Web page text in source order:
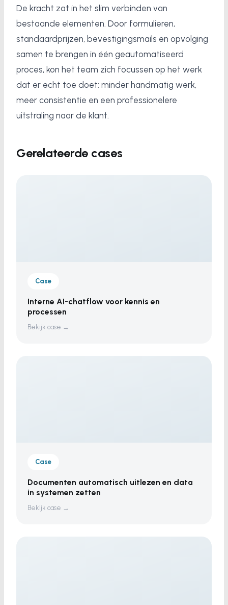
De kracht zat in het slim verbinden van
bestaande elementen. Door formulieren,
standaardprijzen, bevestigingsmails en opvolging
samen te brengen in één geautomatiseerd
proces, kon het team zich focussen op het werk
dat er echt toe doet: minder handmatig werk,
meer consistentie en een professionelere
uitstraling naar de klant.
Gerelateerde cases
Case
Interne AI-chatflow voor kennis en
processen
Bekijk case →
Case
Documenten automatisch uitlezen en data
in systemen zetten
Bekijk case →